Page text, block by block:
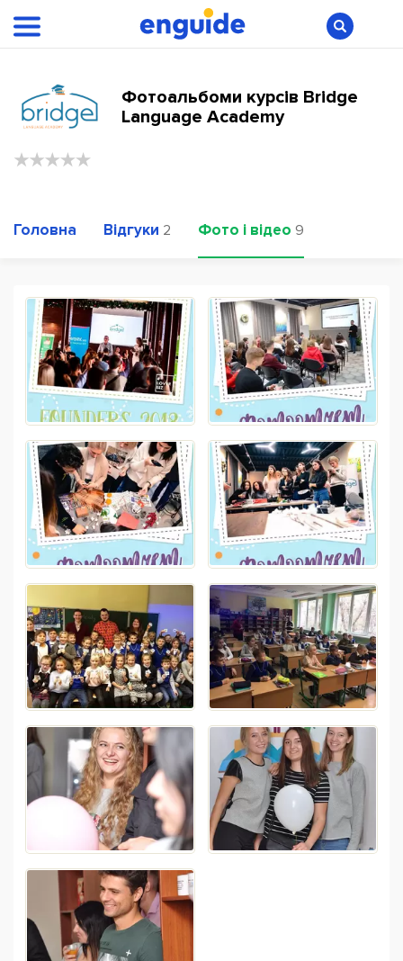
Фотоальбоми курсів Bridge
Language Academy
Головна Відгуки 2 Фото і відео 9